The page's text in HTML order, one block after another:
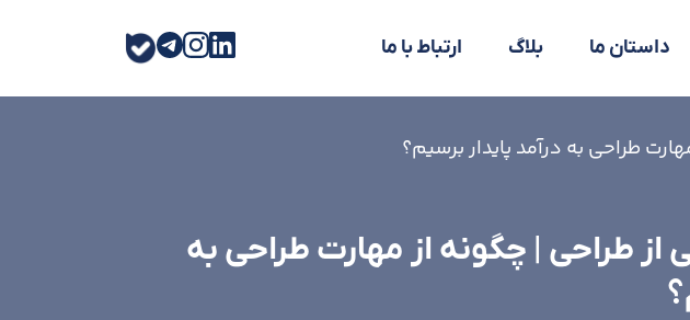
داستان ما بلاگ ارتباط با ما
طراحی به درآمد پایدار برسیم؟
از طراحی | چگونه از مهارت طراحی به